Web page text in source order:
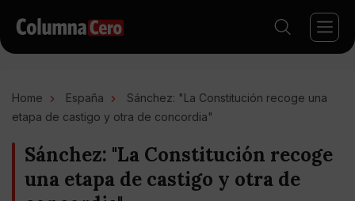
Home España
Sánchez: "La Constitución recoge una
etapa de castigo y otra de concordia"
Sánchez: "La Constitución recoge
una etapa de castigo y otra de